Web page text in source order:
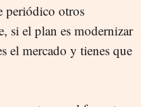
periódico otros
si el plan es modernizar
el mercado y tienes que